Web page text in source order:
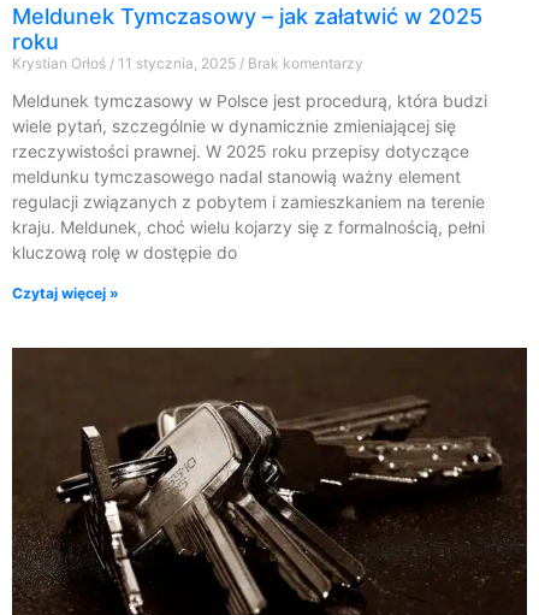
Meldunek Tymczasowy – jak załatwić w 2025
roku
Krystian Orłoś 11 stycznia, 2025 Brak komentarzy
Meldunek tymczasowy w Polsce jest procedurą, która budzi
wiele pytań, szczególnie w dynamicznie zmieniającej się
rzeczywistości prawnej. W 2025 roku przepisy dotyczące
meldunku tymczasowego nadal stanowią ważny element
regulacji związanych z pobytem i zamieszkaniem na terenie
kraju. Meldunek, choć wielu kojarzy się z formalnością, pełni
kluczową rolę w dostępie do
Czytaj więcej »